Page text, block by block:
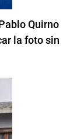
Quirno
la foto sin